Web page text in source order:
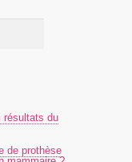
résultats du
de prothèse